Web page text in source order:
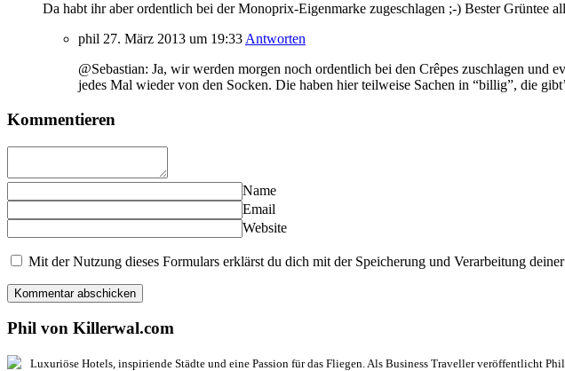
Da habt ihr aber ordentlich bei der Monoprix-Eigenmarke zugeschlagen ;-) Bester Grüntee
phil 27. März 2013 um 19:33 Antworten
@Sebastian: Ja, wir werden morgen noch ordentlich bei den Crêpes zuschlagen
jedes Mal wieder von den Socken. Die haben hier teilweise Sachen in “billig”, die
Kommentieren
Name
Email
Website
Mit der Nutzung dieses Formulars erklärst du dich mit der Speicherung und Verarbeitung
Phil von Killerwal.com
Luxuriöse Hotels, inspiriende Städte und eine Passion für das Fliegen. Als Business Traveller veröffentlicht